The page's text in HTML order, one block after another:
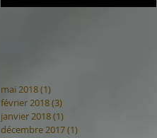
mai 2018(1)
février 2018(3)
janvier 2018(1)
décembre 2017(1)